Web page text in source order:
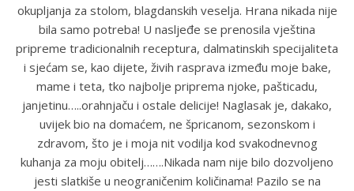
okupljanja za stolom, blagdanskih veselja. Hrana nikada nije
bila samo potreba! U nasljeđe se prenosila vještina
pripreme tradicionalnih receptura, dalmatinskih specijaliteta
i sjećam se, kao dijete, živih rasprava između moje bake,
mame i teta, tko najbolje priprema njoke, pašticadu,
janjetinu…..orahnjaču i ostale delicije! Naglasak je, dakako,
uvijek bio na domaćem, ne špricanom, sezonskom i
zdravom, što je i moja nit vodilja kod svakodnevnog
kuhanja za moju obitelj…….Nikada nam nije bilo dozvoljeno
jesti slatkiše u neograničenim količinama! Pazilo se na